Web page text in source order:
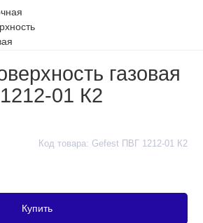
газовая
01 К2
Код товара: Gefest ПВГ 1212-01 К2
Купить